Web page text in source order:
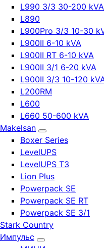
L990 3/3 30-200 kVA
L890
L900Pro 3/3 10-30
L900II 6-10 kVA
L900II RT 6-10 kVA
L900II 3/1 6-20 kVA
L900II 3/3 10-120
L200RM
L600
L660 50-600 kVA
Makelsan
Boxer Series
LevelUPS
LevelUPS T3
Lion Plus
Powerpack SE
Powerpack SE RT
Powerpack SE 3/1
Stark Country
Импульс